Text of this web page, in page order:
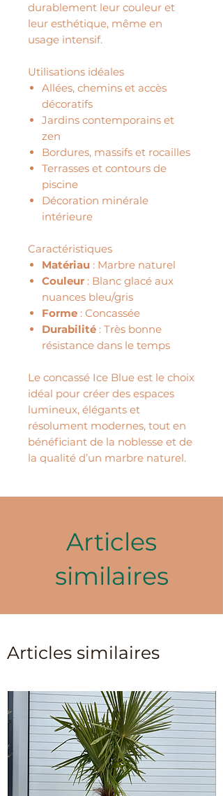
durablement leur couleur et
leur esthétique, même en
usage intensif.
Utilisations idéales
Allées, chemins et accès
décoratifs
Jardins contemporains et
zen
Bordures, massifs et rocailles
Terrasses et contours de
piscine
Décoration minérale
intérieure
Caractéristiques
Matériau : Marbre naturel
Couleur : Blanc glacé aux
nuances bleu/gris
Forme : Concassée
Durabilité : Très bonne
résistance dans le temps
Le concassé Ice Blue est le choix
idéal pour créer des espaces
lumineux, élégants et
résolument modernes, tout en
bénéficiant de la noblesse et de
la qualité d’un marbre naturel.
Articles
similaires
Articles similaires